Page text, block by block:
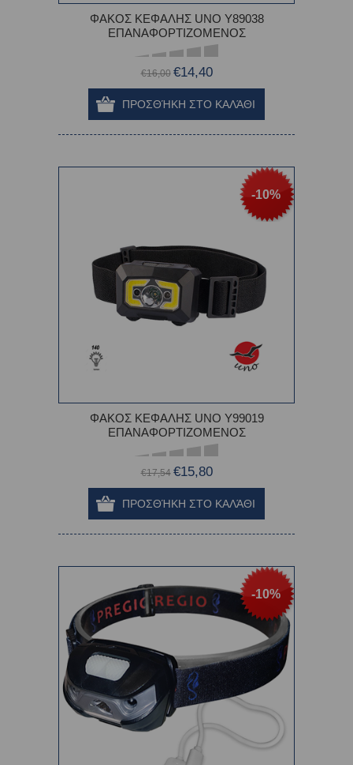
ΦΑΚΟΣ ΚΕΦΑΛΗΣ UNO Υ89038
ΕΠΑΝΑΦΟΡΤΙΖΟΜΕΝΟΣ
€16,00 €14,40
-10%
ΦΑΚΟΣ ΚΕΦΑΛΗΣ UNO Υ99019
ΕΠΑΝΑΦΟΡΤΙΖΟΜΕΝΟΣ
€17,54 €15,80
-10%